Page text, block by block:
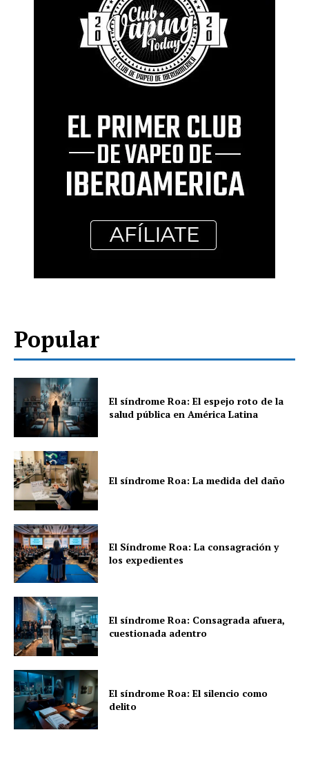
Popular
El síndrome Roa: El espejo roto de la
salud pública en América Latina
El síndrome Roa: La medida del daño
El Síndrome Roa: La consagración y
los expedientes
El síndrome Roa: Consagrada afuera,
cuestionada adentro
El síndrome Roa: El silencio como
delito